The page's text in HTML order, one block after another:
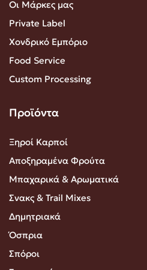
Οι Μάρκες μας
Private Label
Χονδρικό Εμπόριο
Food Service
Custom Processing
Προϊόντα
Ξηροί Καρποί
Αποξηραμένα Φρούτα
Μπαχαρικά & Αρωματικά
Σνακς & Trail Mixes
Δημητριακά
Όσπρια
Σπόροι